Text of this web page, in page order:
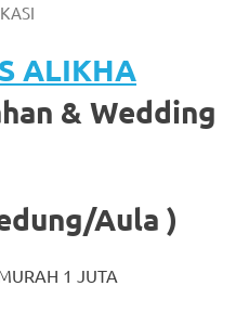
ALIKHA
& Wedding
Aula )
1 JUTA